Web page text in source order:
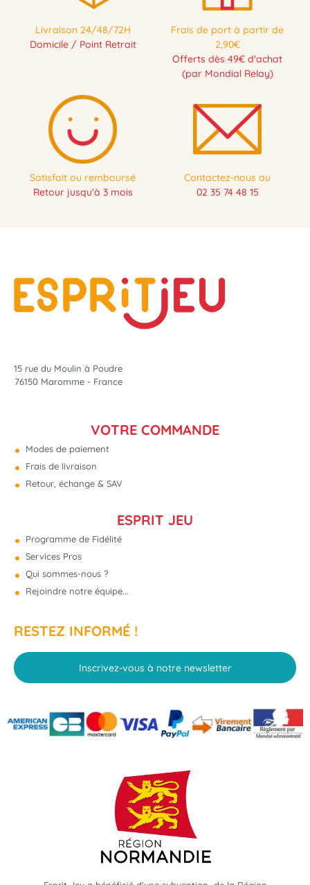
Livraison 24/48/72H
Domicile / Point Retrait
Frais de port à partir de
2,90€
Offerts dès 49€ d'achat
(par Mondial Relay)
Satisfait ou remboursé
Retour jusqu'à 3 mois
Contactez-nous au
02 35 74 48 15
15 rue du Moulin à Poudre
76150 Maromme - France
VOTRE COMMANDE
Modes de paiement
Frais de livraison
Retour, échange & SAV
ESPRIT JEU
Programme de Fidélité
Services Pros
Qui sommes-nous ?
Rejoindre notre équipe...
RESTEZ INFORMÉ !
Inscrivez-vous à notre newsletter